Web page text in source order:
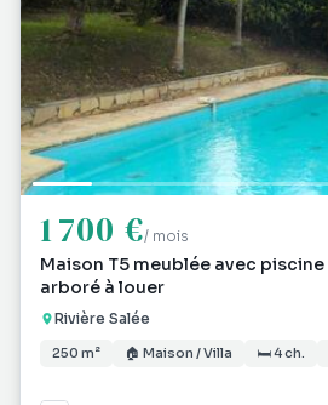
1 700 €/ mois
Maison T5 meublée avec
arboré à louer
Rivière Salée
250 m² 🏠 Maison / Villa 🛏 4 ch.